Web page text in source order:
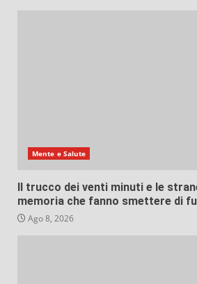
Mente e Salute
Il trucco dei venti minuti e le
memoria che fanno smettere di
Ago 8, 2026